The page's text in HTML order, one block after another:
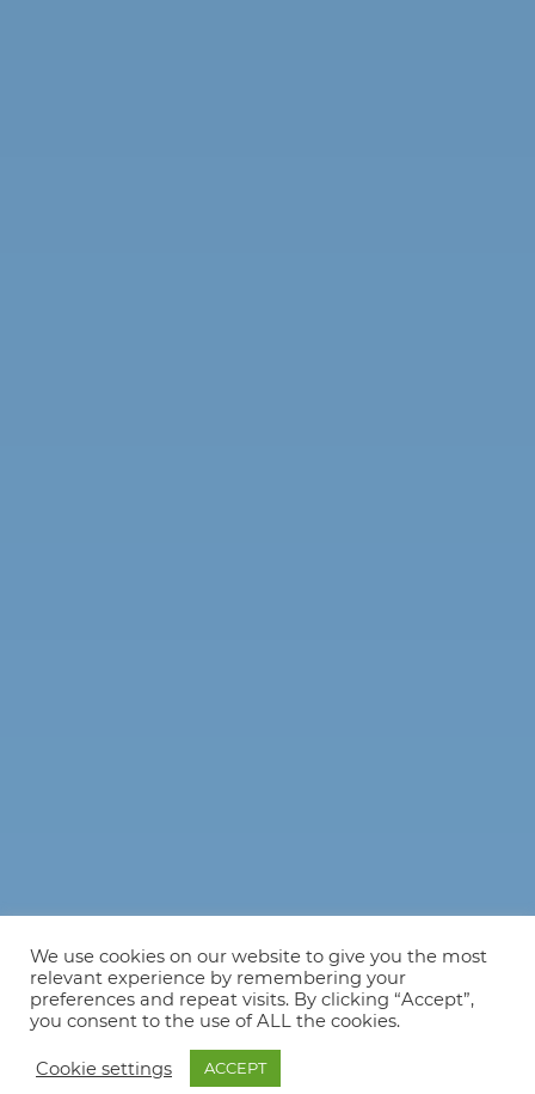
We use cookies on our website to give you the most
relevant experience by remembering your
preferences and repeat visits. By clicking “Accept”,
you consent to the use of ALL the cookies.
Cookie settings ACCEPT